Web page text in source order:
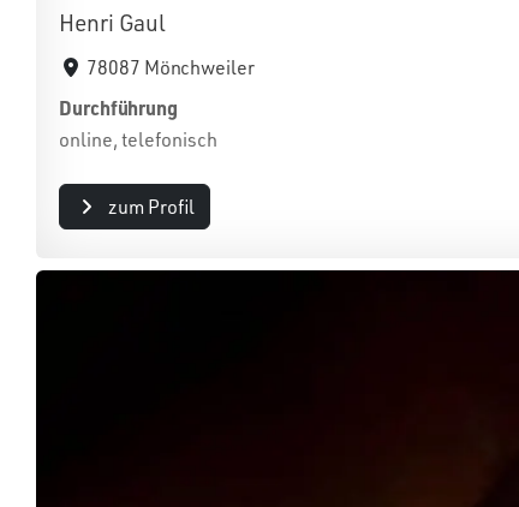
Henri Gaul
78087 Mönchweiler
Durchführung
online, telefonisch
zum Profil